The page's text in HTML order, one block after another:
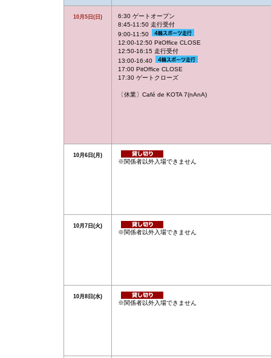
10月5日(日)
6:30 ゲートオープン
8:45-11:50 走行受付
9:00-11:50
12:00-12:50 PitOffice CLOSE
12:50-16:15 走行受付
13:00-16:40
17:00 PitOffice CLOSE
17:30 ゲートクローズ
〔休業〕Café de KOTA 7(nAnA)
10月6日(月)
※関係者以外入場できません
10月7日(火)
※関係者以外入場できません
10月8日(水)
※関係者以外入場できません